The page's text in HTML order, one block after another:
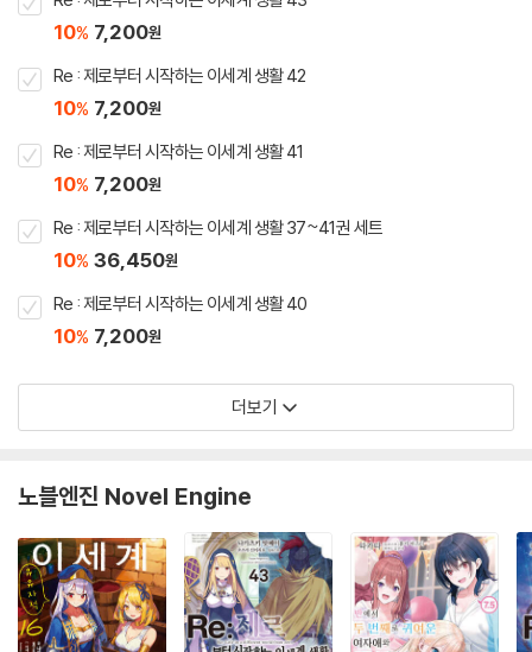
10% 7,200원
Re : 제로부터 시작하는 이세계 생활 42
10% 7,200원
Re : 제로부터 시작하는 이세계 생활 41
10% 7,200원
Re : 제로부터 시작하는 이세계 생활 37~41권 세트
10% 36,450원
Re : 제로부터 시작하는 이세계 생활 40
10% 7,200원
더보기
노블엔진 Novel Engine